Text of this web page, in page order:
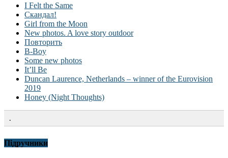
I Felt the Same
Скандал!
Girl from the Moon
New photos. A love story outdoor
Повторить
B-Boy
Some new photos
It’ll Be
Duncan Laurence, Netherlands – winner of the Eurovision
2019
Honey (Night Thoughts)
.
Підручники